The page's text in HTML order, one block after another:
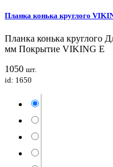
Планка конька круглого
Планка конька круглого
мм Покрытие VIKING E
1050 шт.
id: 1650